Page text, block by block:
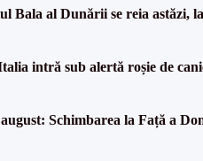
Bala al Dunării se reia astăzi,
intră sub alertă roșie de
Schimbarea la Față a